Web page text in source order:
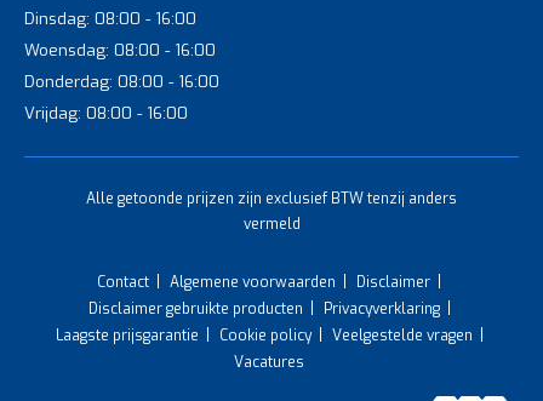
Dinsdag: 08:00 - 16:00
Woensdag: 08:00 - 16:00
Donderdag: 08:00 - 16:00
Vrijdag: 08:00 - 16:00
Alle getoonde prijzen zijn exclusief BTW tenzij anders
vermeld
Contact Algemene voorwaarden
Disclaimer
Disclaimer gebruikte producten
Privacyverklaring
Laagste prijsgarantie
Cookie policy
Veelgestelde vragen
Vacatures